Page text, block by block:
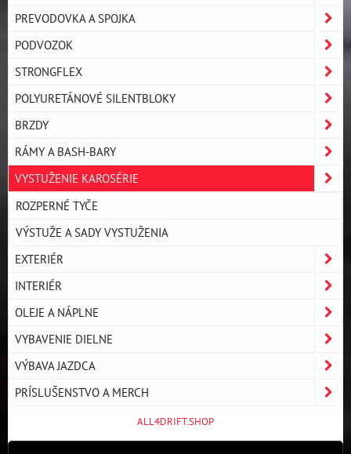
PREVODOVKA A SPOJKA
PODVOZOK
STRONGFLEX
POLYURETÁNOVÉ SILENTBLOKY
BRZDY
RÁMY A BASH-BARY
VYSTUŽENIE KAROSÉRIE
ROZPERNÉ TYČE
VÝSTUŽE A SADY VYSTUŽENIA
EXTERIÉR
INTERIÉR
OLEJE A NÁPLNE
VYBAVENIE DIELNE
VÝBAVA JAZDCA
PRÍSLUŠENSTVO A MERCH
ALL4DRIFT.SHOP